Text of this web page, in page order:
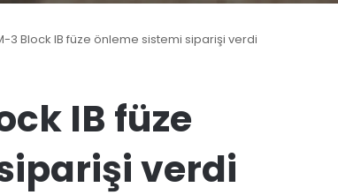
3 Block IB füze önleme sistemi siparişi verdi
IB füze
verdi